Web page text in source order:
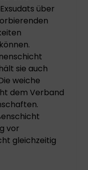
über
sie auch
weiche
dem Verband
vor
gleichzeitig